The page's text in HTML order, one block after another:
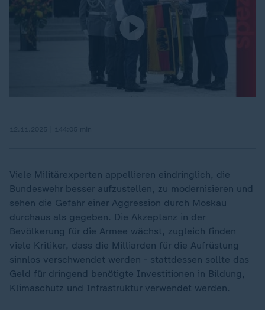
Viele Militärexperten appellieren eindringlich, die
Bundeswehr besser aufzustellen, zu modernisieren und
sehen die Gefahr einer Aggression durch Moskau
durchaus als gegeben. Die Akzeptanz in der
Bevölkerung für die Armee wächst, zugleich finden
viele Kritiker, dass die Milliarden für die Aufrüstung
sinnlos verschwendet werden - stattdessen sollte das
Geld für dringend benötigte Investitionen in Bildung,
Klimaschutz und Infrastruktur verwendet werden.